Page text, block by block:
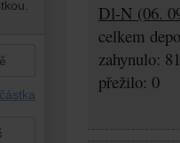
Dl-N (06.
celkem
zahynulo: 81
přežilo: 0